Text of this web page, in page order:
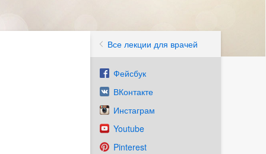
Все лекции для врачей
Фейсбук
ВКонтакте
Инстаграм
Youtube
Pinterest